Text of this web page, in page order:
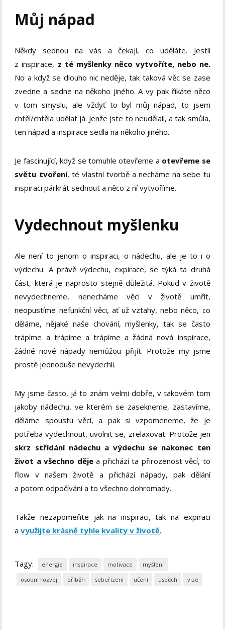
Můj nápad
Někdy sednou na vás a čekají, co uděláte. Jestli
z inspirace, z té myšlenky něco vytvoříte, nebo ne.
No a když se dlouho nic neděje, tak taková věc se zase
zvedne a sedne na někoho jiného. A vy pak říkáte něco
v tom smyslu, ale vždyť to byl můj nápad, to jsem
chtěl/chtěla udělat já. Jenže jste to neudělali, a tak smůla,
ten nápad a inspirace sedla na někoho jiného.
Je fascinující, když se tomuhle otevřeme a otevřeme se
světu tvoření, té vlastní tvorbě a necháme na sebe tu
inspiraci párkrát sednout a něco z ní vytvoříme.
Vydechnout myšlenku
Ale není to jenom o inspiraci, o nádechu, ale je to i o
výdechu. A právě výdechu, expirace, se týká ta druhá
část, která je naprosto stejně důležitá. Pokud v životě
nevydechneme, nenecháme věci v životě umřít,
neopustíme nefunkční věci, ať už vztahy, nebo něco, co
děláme, nějaké naše chování, myšlenky, tak se často
trápíme a trápíme a trápíme a žádná nová inspirace,
žádné nové nápady nemůžou přijít. Protože my jsme
prostě jednoduše nevydechli.
My jsme často, já to znám velmi dobře, v takovém tom
jakoby nádechu, ve kterém se zasekneme, zastavíme,
děláme spoustu věcí, a pak si vzpomeneme, že je
potřeba vydechnout, uvolnit se, zrelaxovat. Protože jen
skrz střídání nádechu a výdechu se nakonec ten
život a všechno dějea přichází ta přirozenost věcí, to
flow v našem životě a přichází nápady, pak dělání
a potom odpočívání a to všechno dohromady.
Takže nezapomeňte jak na inspiraci, tak na expiraci
avyužijte krásně tyhle kvality v životě.
Tagy: energie inspirace motivace
myšlení
osobní rozvoj
příběh sebeřízení učení úspěch vize